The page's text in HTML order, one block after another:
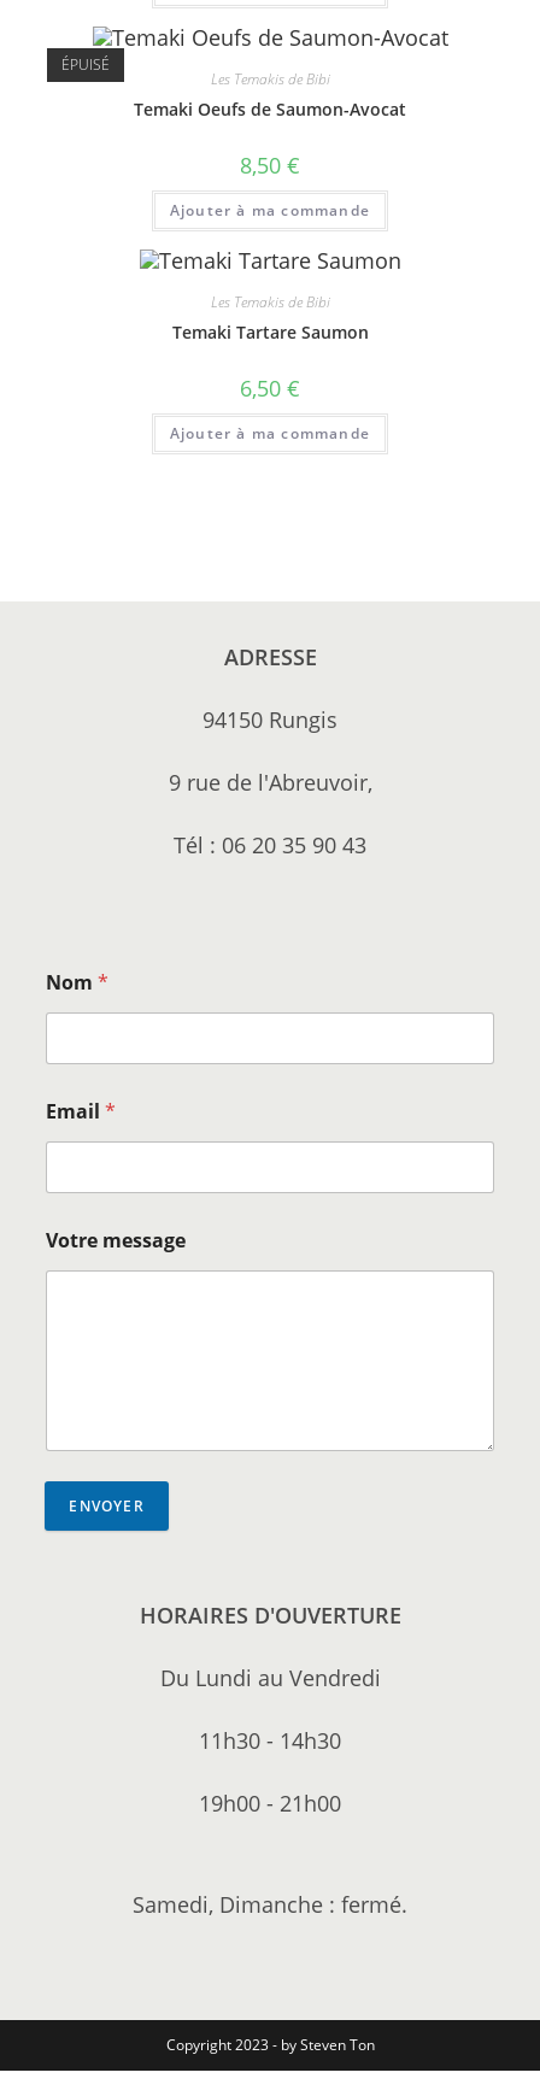
ÉPUISÉ
Les Temakis de Bibi
Temaki Oeufs de Saumon-Avocat
8,50 €
Ajouter à ma commande
Les Temakis de Bibi
Temaki Tartare Saumon
6,50 €
Ajouter à ma commande
ADRESSE
94150 Rungis
9 rue de l'Abreuvoir,
Tél : 06 20 35 90 43
Nom*
Email*
Votre message
ENVOYER
HORAIRES D'OUVERTURE
Du Lundi au Vendredi
11h30 - 14h30
19h00 - 21h00
Samedi, Dimanche : fermé.
Copyright 2023 - by Steven Ton